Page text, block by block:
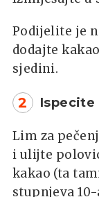
Podijelite je
dodajte
sjedini.
2 Ispecite
Lim za
i ulijte
kakao (ta
stupnjeva